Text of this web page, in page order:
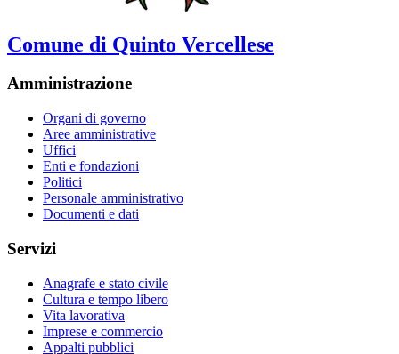
Comune di Quinto Vercellese
Amministrazione
Organi di governo
Aree amministrative
Uffici
Enti e fondazioni
Politici
Personale amministrativo
Documenti e dati
Servizi
Anagrafe e stato civile
Cultura e tempo libero
Vita lavorativa
Imprese e commercio
Appalti pubblici